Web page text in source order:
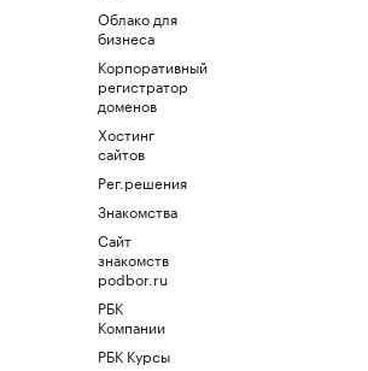
Облако для
бизнеса
Корпоративный
регистратор
доменов
Хостинг
сайтов
Рег.решения
Знакомства
Сайт
знакомств
podbor.ru
РБК
Компании
РБК Курсы